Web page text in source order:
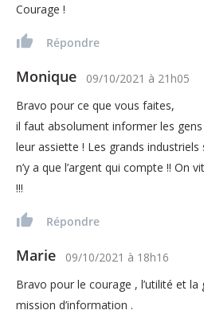
Courage !
Répondre
Monique 09/10/2021 à 21h05
Bravo pour ce que vous faites,
il faut absolument informer les gens
leur assiette ! Les grands industriels
n’y a que l’argent qui compte !! On
!!!
Répondre
Marie 09/10/2021 à 18h16
Bravo pour le courage , l’utilité et
mission d’information .